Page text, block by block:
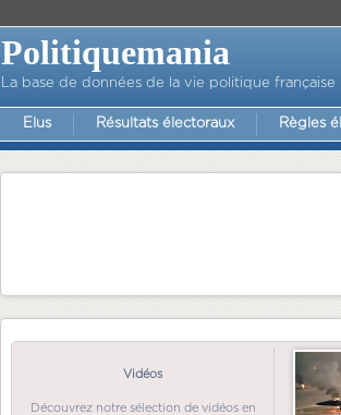
Politiquemania
La base de données de la vie politique française
Elus Résultats électoraux Règles
Vidéos
Découvrez notre sélection de vidéos en